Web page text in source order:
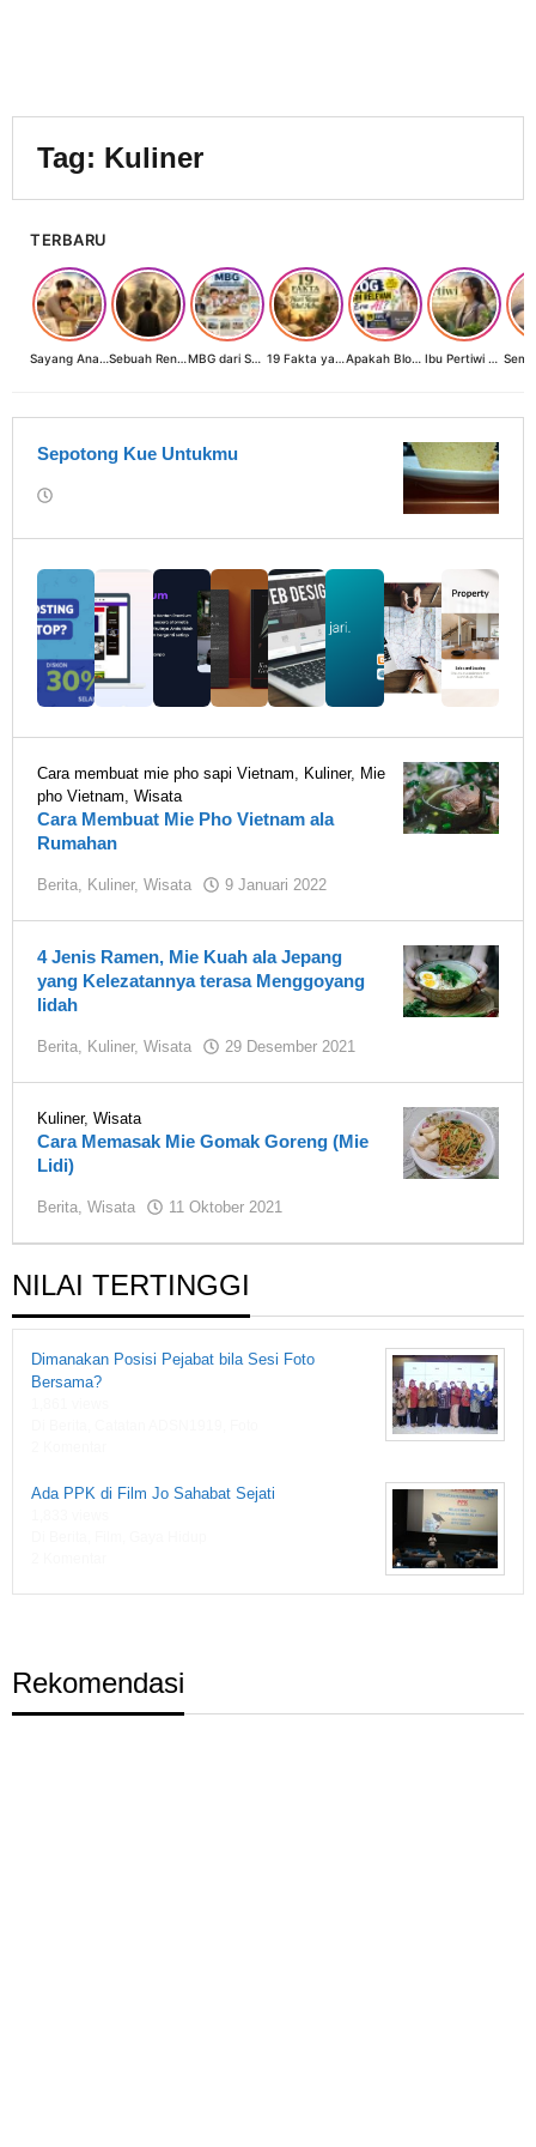
Tag: Kuliner
TERBARU
Sayang Anak, Lindungi dan Bangun Masa Depan: Investasi Terbaik Seorang Perempuan untuk Dunia yang Lebih Baik Sebuah Renungan tentang Cahaya, Penantian, dan Harapan Kebangkitan Peradaban Nusantara MBG dari Sudut Pandang Ibu Rumah Tangga, Guru, dan Akademisi: Investasi Generasi Emas Indonesia 19 Fakta yang Jarang Diketahui tentang Hari Raya Idul Adha Apakah Blog Masih Relevan di Era AI? 19 Fakta & 19 Tips Blogger Bertahan Ibu Pertiwi Menyimpan Rahasia Cinta
Sepotong Kue Untukmu
Fiksi
Cara membuat mie pho sapi Vietnam, Kuliner, Mie
pho Vietnam, Wisata
Cara Membuat Mie Pho Vietnam ala
Rumahan
Berita, Kuliner, Wisata 9 Januari 2022
1919
4 Jenis Ramen, Mie Kuah ala Jepang
yang Kelezatannya terasa Menggoyang
lidah
Berita, Kuliner, Wisata 29 Desember 2021
Kuliner, Wisata
Cara Memasak Mie Gomak Goreng (Mie
Lidi)
Berita, Wisata 11 Oktober 2021
1919
NILAI TERTINGGI
Dimanakan Posisi Pejabat bila Sesi Foto
Bersama?
Ada PPK di Film Jo Sahabat Sejati
Rekomendasi